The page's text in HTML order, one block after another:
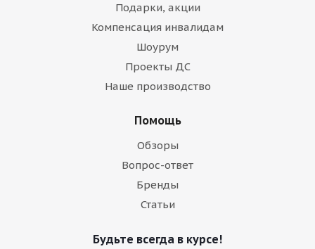
Подарки, акции
Компенсация инвалидам
Шоурум
Проекты ДС
Наше производство
Помощь
Обзоры
Вопрос-ответ
Бренды
Статьи
Будьте всегда в курсе!